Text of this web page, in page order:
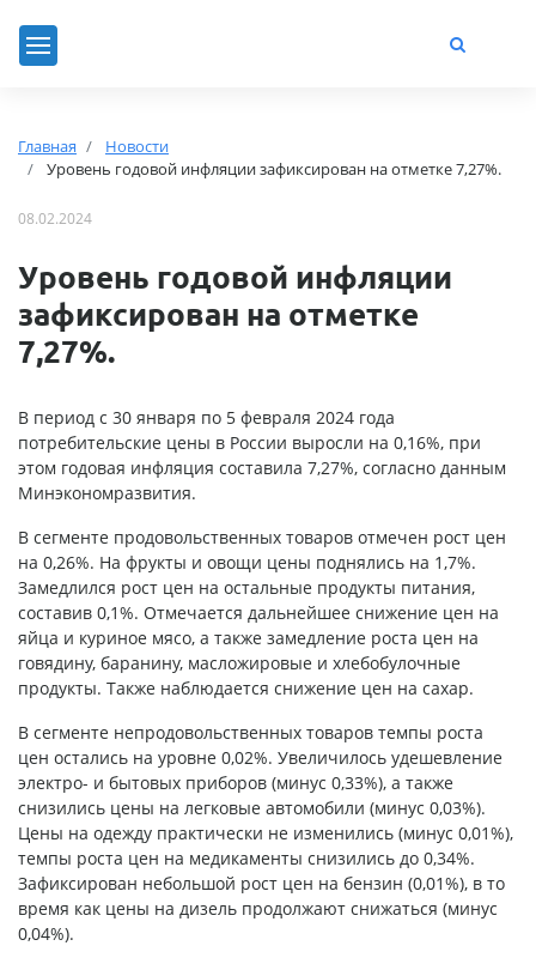
Главная
Новости
Уровень годовой инфляции зафиксирован на отметке 7,27%.
08.02.2024
Уровень годовой инфляции
зафиксирован на отметке
7,27%.
В период с 30 января по 5 февраля 2024 года
потребительские цены в России выросли на 0,16%, при
этом годовая инфляция составила 7,27%, согласно данным
Минэкономразвития.
В сегменте продовольственных товаров отмечен рост цен
на 0,26%. На фрукты и овощи цены поднялись на 1,7%.
Замедлился рост цен на остальные продукты питания,
составив 0,1%. Отмечается дальнейшее снижение цен на
яйца и куриное мясо, а также замедление роста цен на
говядину, баранину, масложировые и хлебобулочные
продукты. Также наблюдается снижение цен на сахар.
В сегменте непродовольственных товаров темпы роста
цен остались на уровне 0,02%. Увеличилось удешевление
электро- и бытовых приборов (минус 0,33%), а также
снизились цены на легковые автомобили (минус 0,03%).
Цены на одежду практически не изменились (минус 0,01%),
темпы роста цен на медикаменты снизились до 0,34%.
Зафиксирован небольшой рост цен на бензин (0,01%), в то
время как цены на дизель продолжают снижаться (минус
0,04%).